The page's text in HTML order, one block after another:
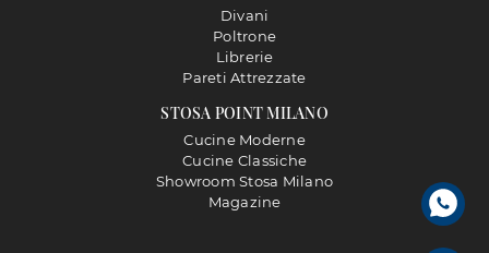
STOSA POINT MILANO
Cucine Moderne
Cucine Classiche
Showroom Stosa Milano
Magazine
Divani
Poltrone
Librerie
Pareti Attrezzate